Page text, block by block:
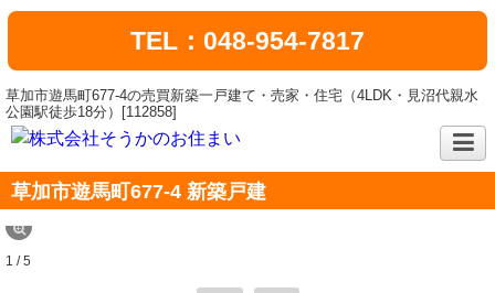
TEL：048-954-7817
草加市遊馬町677-4の売買新築一戸建て・売家・住宅（4LDK・見沼代親水
公園駅徒歩18分）[112858]
草加市遊馬町677-4 新築戸建
1 / 5